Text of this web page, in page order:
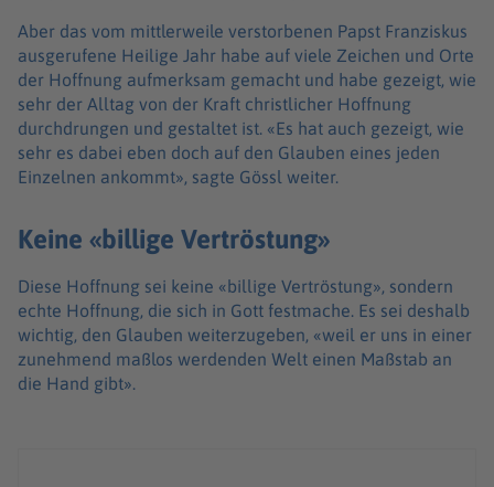
Aber das vom mittlerweile verstorbenen Papst Franziskus
ausgerufene Heilige Jahr habe auf viele Zeichen und Orte
der Hoffnung aufmerksam gemacht und habe gezeigt, wie
sehr der Alltag von der Kraft christlicher Hoffnung
durchdrungen und gestaltet ist. «Es hat auch gezeigt, wie
sehr es dabei eben doch auf den Glauben eines jeden
Einzelnen ankommt», sagte Gössl weiter.
Keine «billige Vertröstung»
Diese Hoffnung sei keine «billige Vertröstung», sondern
echte Hoffnung, die sich in Gott festmache. Es sei deshalb
wichtig, den Glauben weiterzugeben, «weil er uns in einer
zunehmend maßlos werdenden Welt einen Maßstab an
die Hand gibt».